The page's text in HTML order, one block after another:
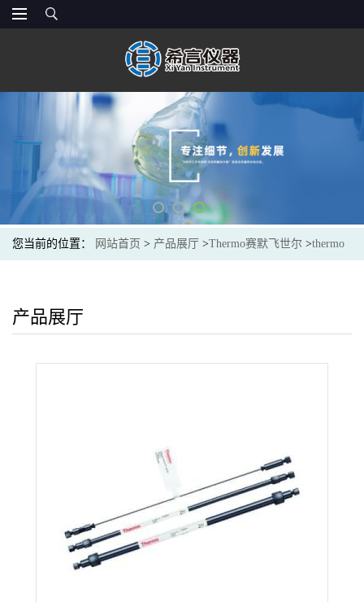
您当前的位置： 网站首页 > 产品展厅 >Thermo赛默飞世尔 >thermo
产品展厅